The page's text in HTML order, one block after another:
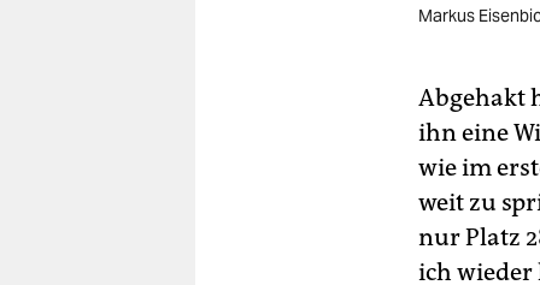
Markus
Abgehakt
ihn eine
wie im
weit zu
nur Platz
ich wieder